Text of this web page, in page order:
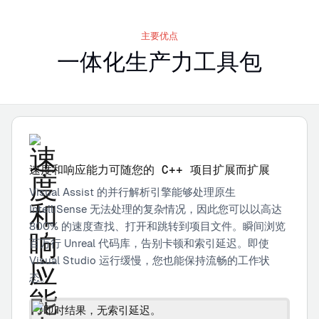
主要优点
一体化生产力工具包
速度和响应能力可随您的 C++ 项目扩展而扩展
Visual Assist 的并行解析引擎能够处理原生
IntelliSense 无法处理的复杂情况，因此您可以以高达
800% 的速度查找、打开和跳转到项目文件。瞬间浏览
百万行 Unreal 代码库，告别卡顿和索引延迟。即使
Visual Studio 运行缓慢，您也能保持流畅的工作状
态。